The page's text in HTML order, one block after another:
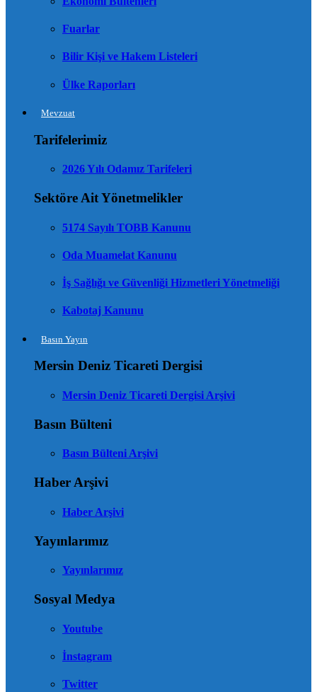
Fuarlar
Bilir Kişi ve Hakem Listeleri
Ülke Raporları
Mevzuat
Tarifelerimiz
2026 Yılı Odamız Tarifeleri
Sektöre Ait Yönetmelikler
5174 Sayılı TOBB Kanunu
Oda Muamelat Kanunu
İş Sağlığı ve Güvenliği Hizmetleri Yönetmeliği
Kabotaj Kanunu
Basın Yayın
Mersin Deniz Ticareti Dergisi
Mersin Deniz Ticareti Dergisi Arşivi
Basın Bülteni
Basın Bülteni Arşivi
Haber Arşivi
Haber Arşivi
Yayınlarımız
Yayınlarımız
Sosyal Medya
Youtube
İnstagram
Twitter